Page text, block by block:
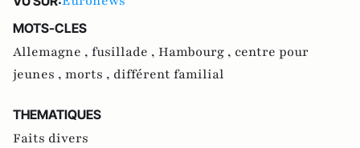
MOTS-CLES
Allemagne , fusillade , Hambourg , centre pour
jeunes , morts , différent familial
THEMATIQUES
Faits divers